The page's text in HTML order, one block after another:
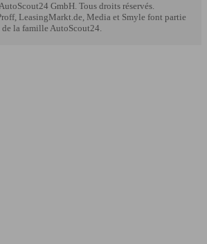
GmbH. Tous droits réservés.
LeasingMarkt.de, Media et Smyle font partie
de la famille AutoScout24.